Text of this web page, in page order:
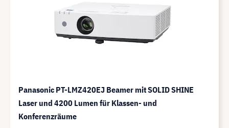
Panasonic PT-LMZ420EJ Beamer mit SOLID SHINE
Laser und 4200 Lumen für Klassen- und
Konferenzräume